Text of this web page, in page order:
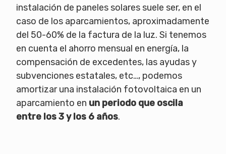
instalación de paneles solares suele ser, en el
caso de los aparcamientos, aproximadamente
del 50-60% de la factura de la luz. Si tenemos
en cuenta el ahorro mensual en energía, la
compensación de excedentes, las ayudas y
subvenciones estatales, etc…, podemos
amortizar una instalación fotovoltaica en un
aparcamiento en un periodo que oscila
entre los 3 y los 6 años.